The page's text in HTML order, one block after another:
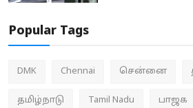
Popular Tags
DMK Chennai சென்னை
தமிழ்நாடு Tamil Nadu பாஜக